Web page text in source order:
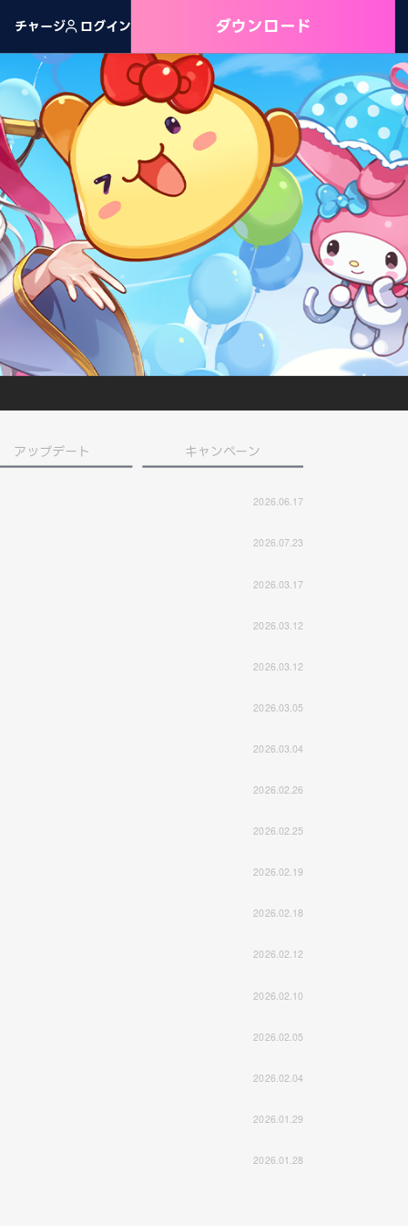
チャージ ログイン ダウンロード
アップデート キャンペーン
2026.06.17
2026.07.23
2026.03.17
2026.03.12
2026.03.12
2026.03.05
2026.03.04
2026.02.26
2026.02.25
2026.02.19
2026.02.18
2026.02.12
2026.02.10
2026.02.05
2026.02.04
2026.01.29
2026.01.28